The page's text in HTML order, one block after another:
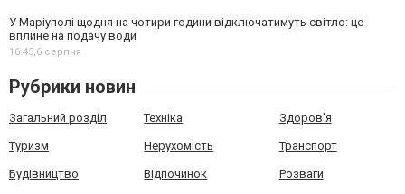
У Маріуполі щодня на чотири години відключатимуть світло: це
вплине на подачу води
16:45,6 серпня
Рубрики новин
Загальний розділ Техніка Здоров'я
Туризм Нерухомість Транспорт
Будівництво Відпочинок Розваги